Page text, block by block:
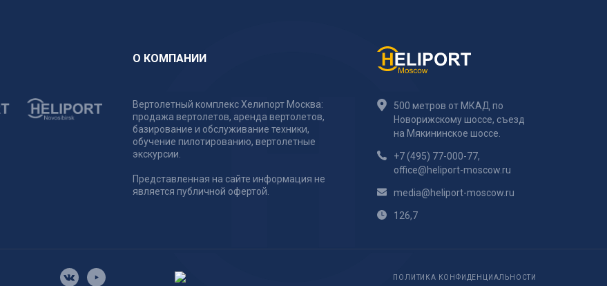
О КОМПАНИИ
Вертолетный комплекс Хелипорт Москва:
продажа вертолетов, аренда вертолетов,
базирование и обслуживание техники,
обучение пилотированию, вертолетные
экскурсии.
Представленная на сайте информация не
является публичной офертой.
500 метров от МКАД по
Новорижскому шоссе, съезд
на Мякининское шоссе.
+7 (495) 77-000-77,
office@heliport-moscow.ru
media@heliport-moscow.ru
126,7
ПОЛИТИКА КОНФИДЕНЦИАЛЬНОСТИ